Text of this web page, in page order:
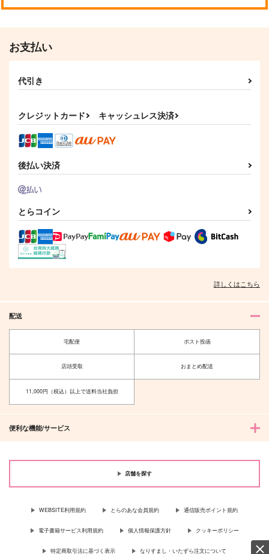
お支払い
代引き
クレジットカード キャッシュレス決済
後払い決済
とらコイン
詳しくはこちら
配送
宅配便 ポスト投函
店頭受取 おまとめ配送
11,000円（税込）以上で送料当社負担
便利な機能/サービス
店舗を探す
WEBSITE利用規約 とらのあな会員規約 通信販売ポイント規約
電子書籍サービス利用規約 個人情報保護方針 クッキーポリシー
特定商取引法に基づく表示 なりすまし・いたずら注文について